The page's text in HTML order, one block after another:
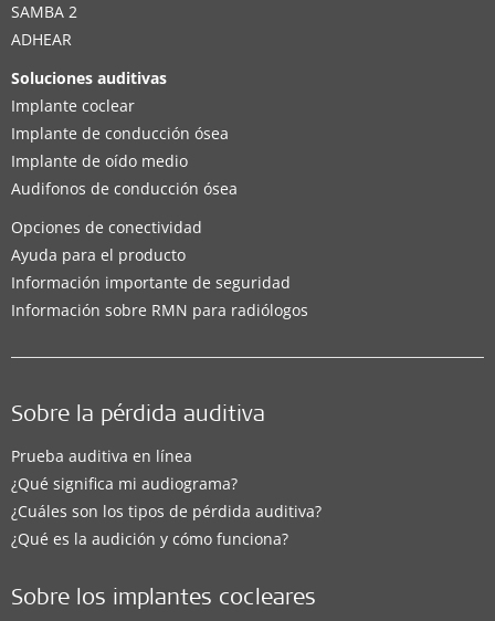
Consultorio Dr. Hernández Zanotti Rodrigo
Vicente López 777,Salta
Soluciones auditivas compatibles:
BONEBRIDGE,VIBRANT SOUNDBRIDGE
CI System,ADHEAR
Detalles de contacto
Clinica
Hospital Papa Francisco
Calle 120 SN ,Salta
Soluciones auditivas compatibles:
CI System
SAMBA 2
ADHEAR
Soluciones auditivas
Implante coclear
Implante de conducción ósea
Implante de oído medio
Audifonos de conducción ósea
Opciones de conectividad
Ayuda para el producto
Información importante de seguridad
Información sobre RMN para radiólogos
Sobre la pérdida auditiva
Prueba auditiva en línea
¿Qué significa mi audiograma?
¿Cuáles son los tipos de pérdida auditiva?
¿Qué es la audición y cómo funciona?
Sobre los implantes cocleares